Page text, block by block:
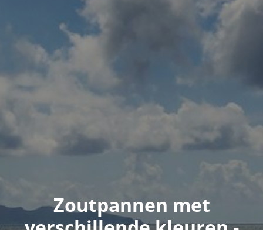
Zoutpannen met